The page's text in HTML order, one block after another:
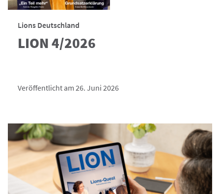
Lions Deutschland
LION 4/2026
Veröffentlicht am 26. Juni 2026